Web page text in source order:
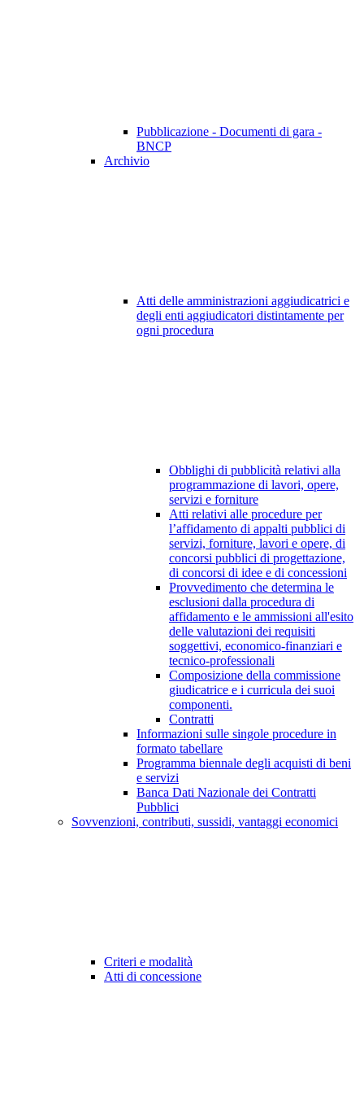
Pubblicazione - Documenti di gara -
BNCP
Archivio
Atti delle amministrazioni aggiudicatrici e
degli enti aggiudicatori distintamente per
ogni procedura
Obblighi di pubblicità relativi alla
programmazione di lavori, opere,
servizi e forniture
Atti relativi alle procedure per
l’affidamento di appalti pubblici di
servizi, forniture, lavori e opere, di
concorsi pubblici di progettazione,
di concorsi di idee e di concessioni
Provvedimento che determina le
esclusioni dalla procedura di
affidamento e le ammissioni all'esito
delle valutazioni dei requisiti
soggettivi, economico-finanziari e
tecnico-professionali
Composizione della commissione
giudicatrice e i curricula dei suoi
componenti.
Contratti
Informazioni sulle singole procedure in
formato tabellare
Programma biennale degli acquisti di beni
e servizi
Banca Dati Nazionale dei Contratti
Pubblici
Sovvenzioni, contributi, sussidi, vantaggi economici
Criteri e modalità
Atti di concessione